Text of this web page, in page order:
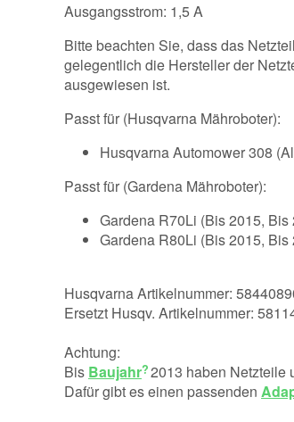
Ausgangsstrom: 1,5 A
Bitte beachten Sie, dass das
gelegentlich die Hersteller der
ausgewiesen ist.
Passt für (Husqvarna Mähroboter):
Husqvarna Automower 308
Passt für (Gardena Mähroboter):
Gardena R70Li (Bis 2015, Bis
Gardena R80Li (Bis 2015, Bis
Husqvarna Artikelnummer:
Ersetzt Husqv. Artikelnummer:
Achtung:
Bis Baujahr 2013 haben Netzteile
Dafür gibt es einen passenden